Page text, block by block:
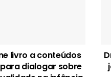
livro a conteúdos
dialogar sobre